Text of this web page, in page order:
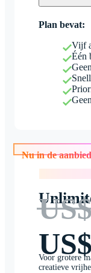
Plan bevat:
Vijf
Één
Nu in de
Voor grotere
creatieve